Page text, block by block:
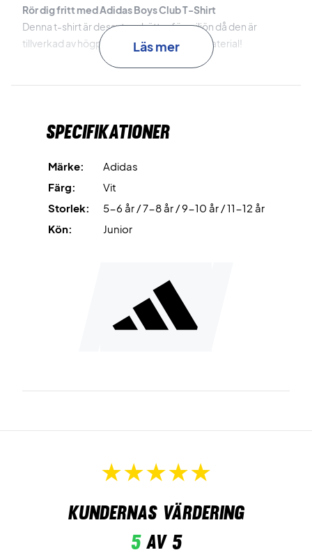
Rör dig fritt med Adidas Boys Club T-Shirt
Denna t-shirt är dessutom bättre för miljön då den är
tillverkad av högpresterande återvunna material!
Läs mer
Specifikationer
Märke:
Adidas
Färg:
Vit
Storlek:
5-6 år / 7-8 år / 9-10 år / 11-12 år
Kön:
Junior
Kundernas värdering
5av 5